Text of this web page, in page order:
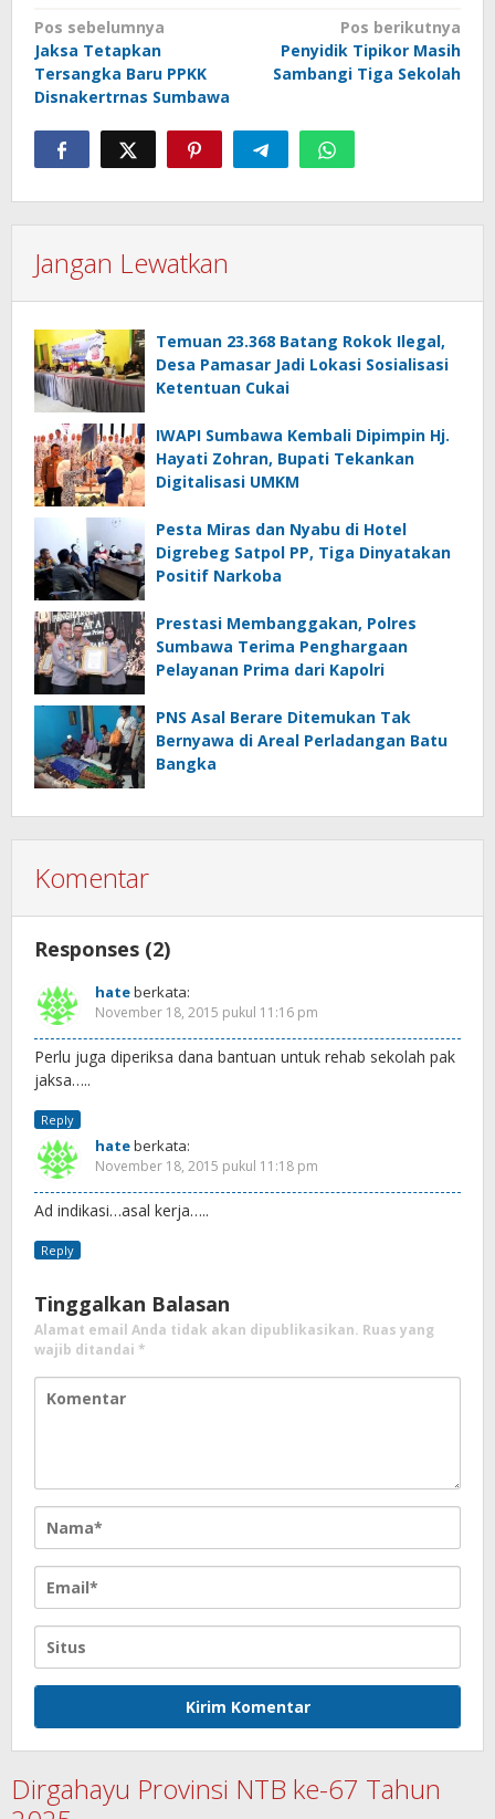
Navigasi
pos
Pos sebelumnya
Jaksa Tetapkan
Tersangka Baru PPKK
Disnakertrnas Sumbawa
Pos berikutnya
Penyidik Tipikor Masih
Sambangi Tiga Sekolah
Jangan Lewatkan
Temuan 23.368 Batang Rokok Ilegal,
Desa Pamasar Jadi Lokasi Sosialisasi
Ketentuan Cukai
IWAPI Sumbawa Kembali Dipimpin Hj.
Hayati Zohran, Bupati Tekankan
Digitalisasi UMKM
Pesta Miras dan Nyabu di Hotel
Digrebeg Satpol PP, Tiga Dinyatakan
Positif Narkoba
Prestasi Membanggakan, Polres
Sumbawa Terima Penghargaan
Pelayanan Prima dari Kapolri
PNS Asal Berare Ditemukan Tak
Bernyawa di Areal Perladangan Batu
Bangka
Komentar
Responses (2)
hateberkata:
November 18, 2015 pukul 11:16 pm
Perlu juga diperiksa dana bantuan untuk rehab sekolah pak
jaksa…..
Reply
hateberkata:
November 18, 2015 pukul 11:18 pm
Ad indikasi…asal kerja…..
Reply
Tinggalkan Balasan
Alamat email Anda tidak akan dipublikasikan. Ruas yang
wajib ditandai *
Dirgahayu Provinsi NTB ke-67 Tahun